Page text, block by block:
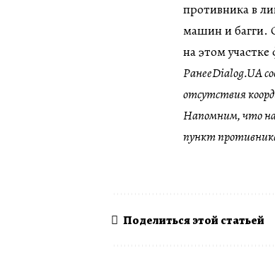
противника в
машин и багги.
на этом
РанееDialog.UA
отсутствия
Напомним, что
пункт
Поделиться этой статьей